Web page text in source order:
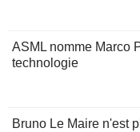
ASML nomme Marco
technologie
Bruno Le Maire n'est